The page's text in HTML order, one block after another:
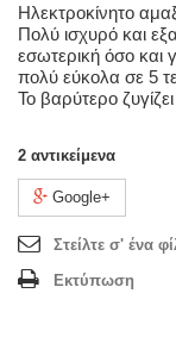
Ηλεκτροκίνητο
Πολύ ισχυρό και
εσωτερική όσο και
πολύ εύκολα σε 5
Το βαρύτερο
2 αντικείμενα
Google+
Στείλτε σ' ένα
Εκτύπωση